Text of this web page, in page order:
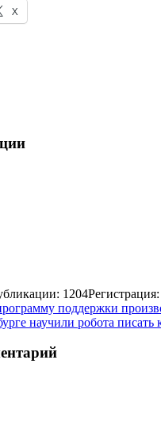
X
1204
поддержки
научили робота писать